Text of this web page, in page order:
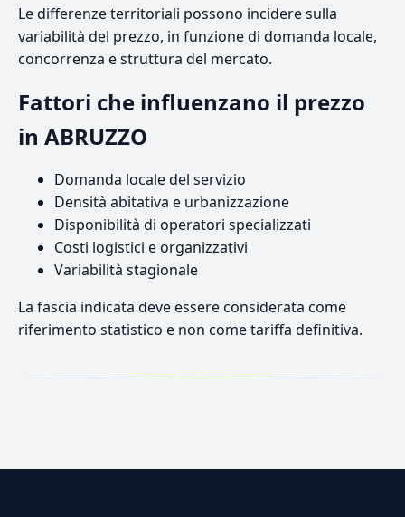
Le differenze territoriali possono incidere sulla
variabilità del prezzo, in funzione di domanda locale,
concorrenza e struttura del mercato.
Fattori che influenzano il prezzo
in ABRUZZO
Domanda locale del servizio
Densità abitativa e urbanizzazione
Disponibilità di operatori specializzati
Costi logistici e organizzativi
Variabilità stagionale
La fascia indicata deve essere considerata come
riferimento statistico e non come tariffa definitiva.